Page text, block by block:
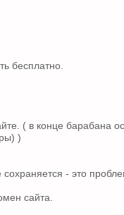
бесплатно.
( в конце барабана
)
- это
сайта.